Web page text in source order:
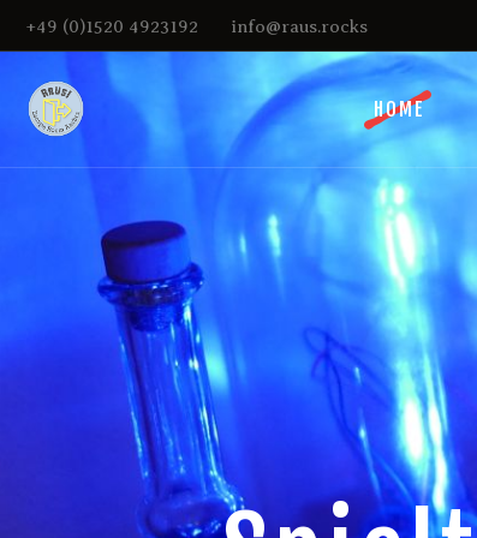
+49 (0)1520 4923192 info@raus.rocks
HOME